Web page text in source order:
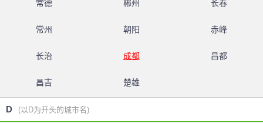
常德 郴州 长春
常州 朝阳 赤峰
长治 成都 昌都
昌吉 楚雄
D (以D为开头的城市名)